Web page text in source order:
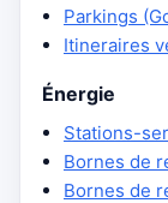
Parkings
Itineraires
Énergie
Stations-
Bornes de
Bornes de